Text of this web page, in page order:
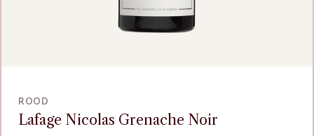
ROOD
Lafage Nicolas Grenache Noir